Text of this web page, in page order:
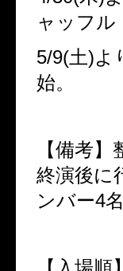
ャッフル
5/9(土)よ
始。
【備考
終演後に
ンバー4